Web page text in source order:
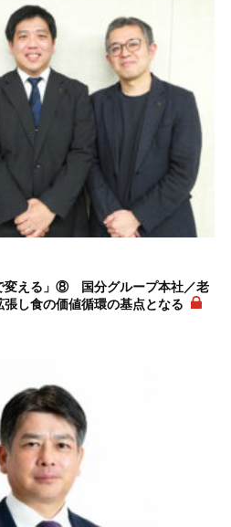
変える」⑧ 国分グループ本社／老
し食の価値循環の基点となる